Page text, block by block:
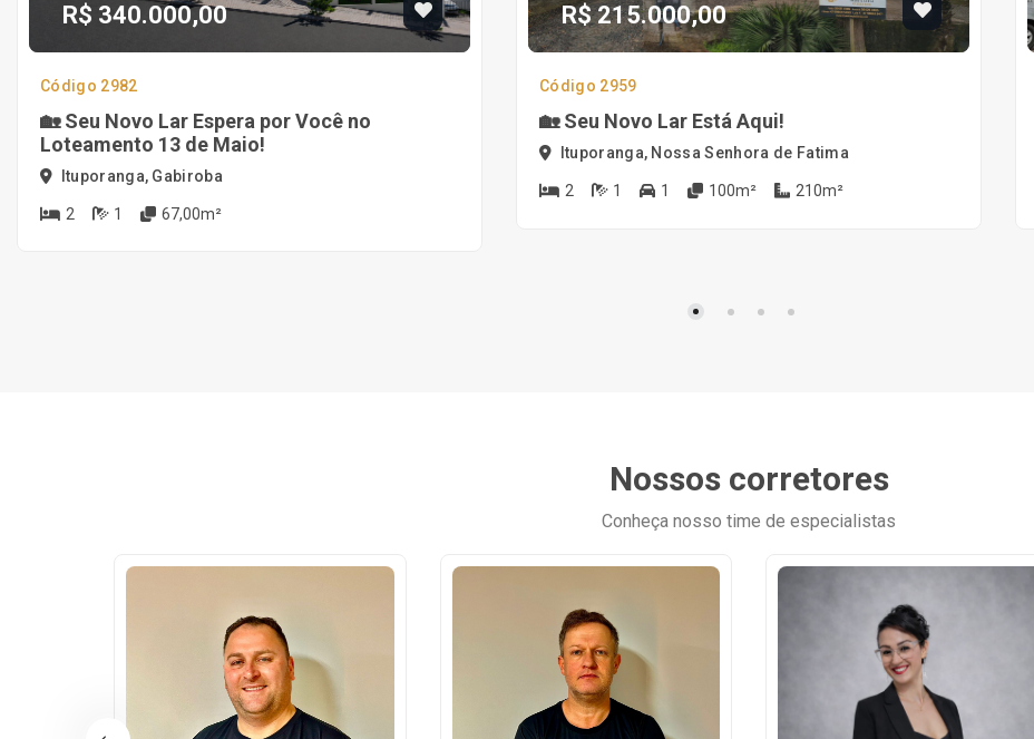
R$ 340.000,00
Código 2982
🏡 Seu Novo Lar Espera por Você no
Loteamento 13 de Maio!
Ituporanga, Gabiroba
2 1 67,00m²
R$ 215.000,00
Código 2959
🏡 Seu Novo Lar Está Aqui!
Ituporanga, Nossa Senhora de Fatima
2 1 1 100m² 210m²
Nossos corretores
Conheça nosso time de especialistas